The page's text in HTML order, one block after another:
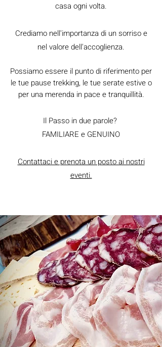
casa ogni volta.
Crediamo nell'importanza di un sorriso e
nel valore dell'accoglienza.
Possiamo essere il punto di riferimento per
le tue pause trekking, le tueserate estive o
per una merenda in pace e tranquillità.
Il Passo in due parole?
FAMILIARE e GENUINO
Contattaci e prenota un posto ai nostri
eventi.